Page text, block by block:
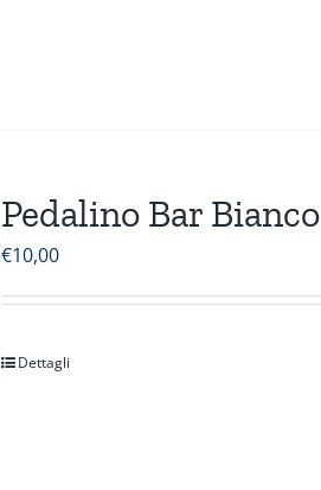
Pedalino Bar Bianco
€10,00
Dettagli